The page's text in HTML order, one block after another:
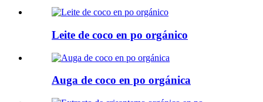
Leite de coco en po orgánico
Auga de coco en po orgánica